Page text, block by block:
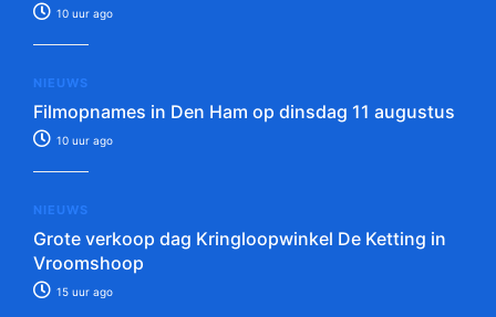
10 uur ago
NIEUWS
Filmopnames in Den Ham op dinsdag 11 augustus
10 uur ago
NIEUWS
Grote verkoop dag Kringloopwinkel De Ketting in
Vroomshoop
15 uur ago